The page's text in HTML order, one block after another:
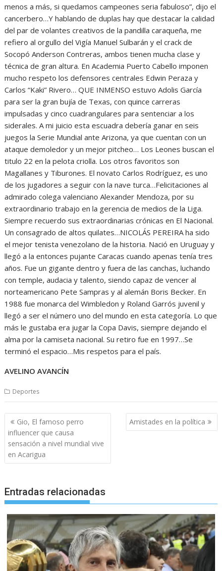
menos a más, si quedamos campeones seria fabuloso”, dijo el
cancerbero…Y hablando de duplas hay que destacar la calidad
del par de volantes creativos de la pandilla caraqueña, me
refiero al orgullo del Vigía Manuel Sulbarán y el crack de
Socopó Anderson Contreras, ambos tienen mucha clase y
técnica de gran altura. En Academia Puerto Cabello imponen
mucho respeto los defensores centrales Edwin Peraza y
Carlos “Kaki” Rivero… QUE INMENSO estuvo Adolis García
para ser la gran bujía de Texas, con quince carreras
impulsadas y cinco cuadrangulares para sentenciar a los
siderales. A mi juicio esta escuadra debería ganar en seis
juegos la Serie Mundial ante Arizona, ya que cuentan con un
ataque demoledor y un mejor pitcheo… Los Leones buscan el
titulo 22 en la pelota criolla. Los otros favoritos son
Magallanes y Tiburones. El novato Carlos Rodríguez, es uno
de los jugadores a seguir con la nave turca…Felicitaciones al
admirado colega valenciano Alexander Mendoza, por su
extraordinario trabajo en la gerencia de medios de la Liga.
Siempre recuerdo sus extraordinarias crónicas en El Nacional.
Un consagrado de altos quilates…NICOLÁS PEREIRA ha sido
el mejor tenista venezolano de la historia. Nació en Uruguay y
llegó a la entonces pujante Caracas cuando apenas tenía tres
años. Fue un gigante dentro y fuera de las canchas, luchando
con temple, audacia y talento, siendo capaz de vencer al
norteamericano Pete Sampras y al alemán Boris Becker. En
1988 fue monarca del Wimbledon y Roland Garrós juvenil y
llegó a ser el número uno del mundo en esta categoría. Lo que
más le gustaba era jugar la Copa Davis, siempre dejando el
alma por la camiseta nacional. Su retiro fue en 1997…Se
terminó el espacio…Mis respetos para el país.
AVELINO AVANCÍN
Deportes
Navegación
de
entradas
Gio, El famoso perro
influencer que causa
sensación a nivel mundial vive
en Acarigua
Amistades en la política
Entradas relacionadas